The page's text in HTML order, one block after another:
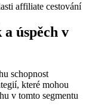
úspěch v
schopnost
které mohou
v tomto segmentu